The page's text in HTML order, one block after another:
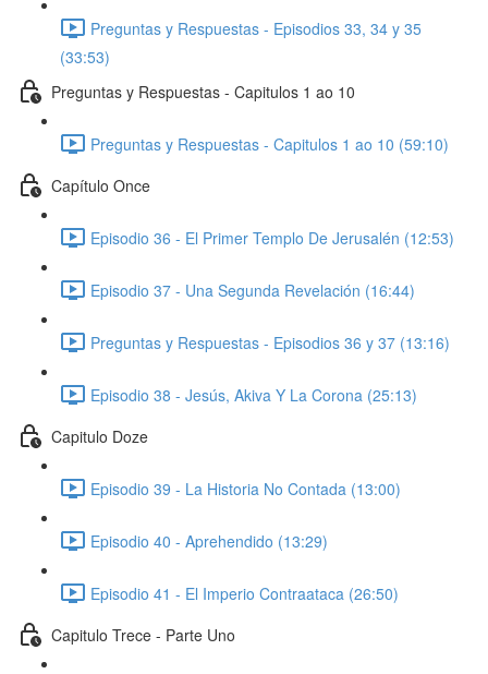
Preguntas y Respuestas - Episodios 33, 34 y 35
(33:53)
Preguntas y Respuestas - Capitulos 1 ao 10
Preguntas y Respuestas - Capitulos 1 ao 10 (59:10)
Capítulo Once
Episodio 36 - El Primer Templo De Jerusalén (12:53)
Episodio 37 - Una Segunda Revelación (16:44)
Preguntas y Respuestas - Episodios 36 y 37 (13:16)
Episodio 38 - Jesús, Akiva Y La Corona (25:13)
Capitulo Doze
Episodio 39 - La Historia No Contada (13:00)
Episodio 40 - Aprehendido (13:29)
Episodio 41 - El Imperio Contraataca (26:50)
Capitulo Trece - Parte Uno